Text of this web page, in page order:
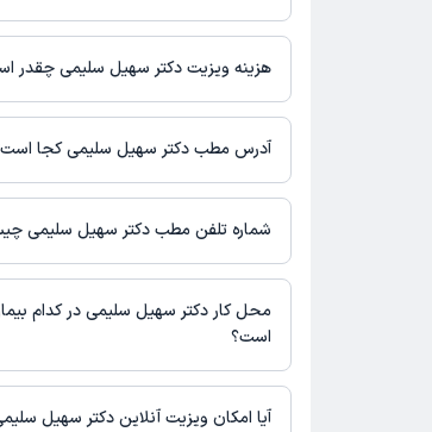
دکتر سهیل سلیمی در تشخیص علائم و درمان
فعالیت می‌کنند.
هزینه ویزیت دکتر سهیل سلیمی چقدر
مبلغ ویزیت دکتر سهیل سلیمی با توجه به نوع
هزینه مشاوره پزشکی متنی: 350000 تومان
آدرس مطب دکتر سهیل سلیمی کجا
دکتر سهیل سلیمی مطب فعالی ندارند و صرفا به
می‌کنند.شماره تلفن مطب دکتر سهیل سلیمی
شماره تماس مطب دکتر سهیل سلیمی در حال
محل کار دکتر سهیل سلیمی در کدام
است؟
دکتر سهیل سلیمی در مراکز زیر فعالیت دارد:
کلینیک سازمان آب و برق اهواز
آیا امکان ویزیت آنلاین دکتر سهیل